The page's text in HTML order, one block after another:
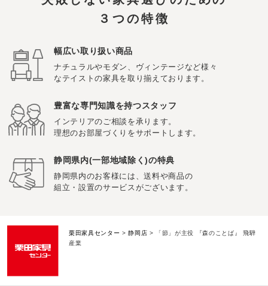
３つの特徴
幅広い取り扱い商品
ナチュラルやモダン、ヴィンテージなど様々
なテイストの家具を取り揃えております。
豊富な専門知識を持つスタッフ
インテリアのご相談を承ります。
理想のお部屋づくりをサポートします。
静岡県内(一部地域除く)の特典
静岡県内のお客様には、送料や商品の
組立・設置のサービスがございます。
栗田家具センター >静岡店 >
「節」が主役 『森のことば』 飛騨
産業